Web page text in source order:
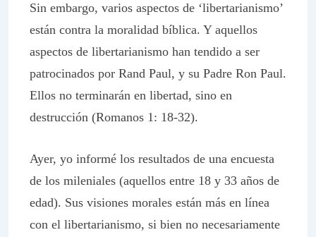
Sin embargo, varios aspectos de ‘libertarianismo’
están contra la moralidad bíblica. Y aquellos
aspectos de libertarianismo han tendido a ser
patrocinados por Rand Paul, y su Padre Ron Paul.
Ellos no terminarán en libertad, sino en
destrucción (Romanos 1: 18-32).
Ayer, yo informé los resultados de una encuesta
de los mileniales (aquellos entre 18 y 33 años de
edad). Sus visiones morales están más en línea
con el libertarianismo, si bien no necesariamente